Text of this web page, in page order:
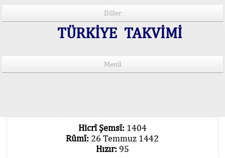
Diller
TÜRKİYE TAKVİMİ
Menü
Hicrî Şemsî: 1404
Rûmî: 26 Temmuz 1442
Hızır: 95